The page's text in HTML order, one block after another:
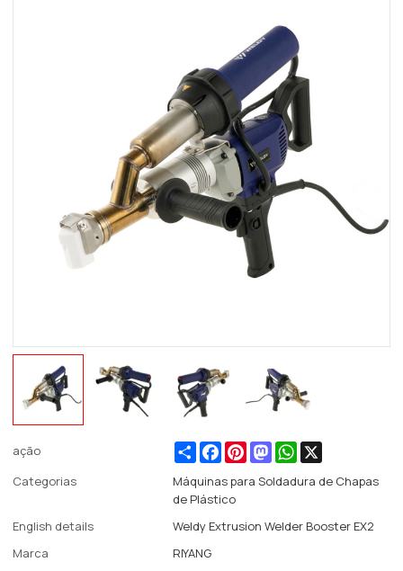
ação ShareFacebook
PinterestMastodonWhatsApp
Categorias
Máquinas para Soldadura de Chapas
de Plástico
English details
Weldy Extrusion Welder Booster EX2
Marca
RIYANG